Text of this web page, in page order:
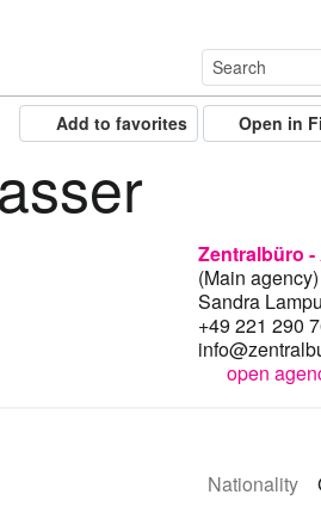
Open in
Add to favorites
Zentralbüro
(Main agency)
Sandra
+49 221 290
open
Nationality